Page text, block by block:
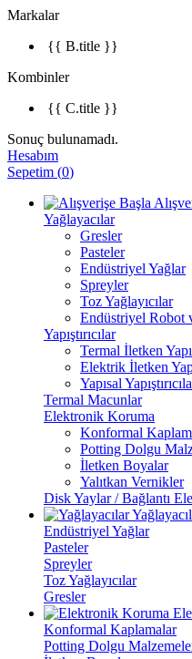
Markalar
{{ B.title }}
Kombinler
{{ C.title }}
Sonuç bulunamadı.
Hesabım
Sepetim (0)
Yağlayacılar
Gresler
Pasteler
Endüstriyel Yağlar
Spreyler
Toz Yağlayıcılar
Endüstriyel Robot
Yapıştırıcılar
Termal İletken
Elektrik İletken
Yapısal
Termal Macunlar
Elektronik Koruma
Konformal
Potting Dolgu
İletken Boyalar
Yalıtkan Vernikler
Disk Yaylar / Bağlantı
Endüstriyel Yağlar
Pasteler
Spreyler
Toz Yağlayıcılar
Gresler
Konformal Kaplamalar
Potting Dolgu